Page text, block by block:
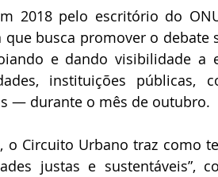
2018 pelo escritório do
que busca promover o
e dando visibilidade
instituições públicas,
— durante o mês de outubro.
o Circuito Urbano traz como
justas e sustentáveis”,